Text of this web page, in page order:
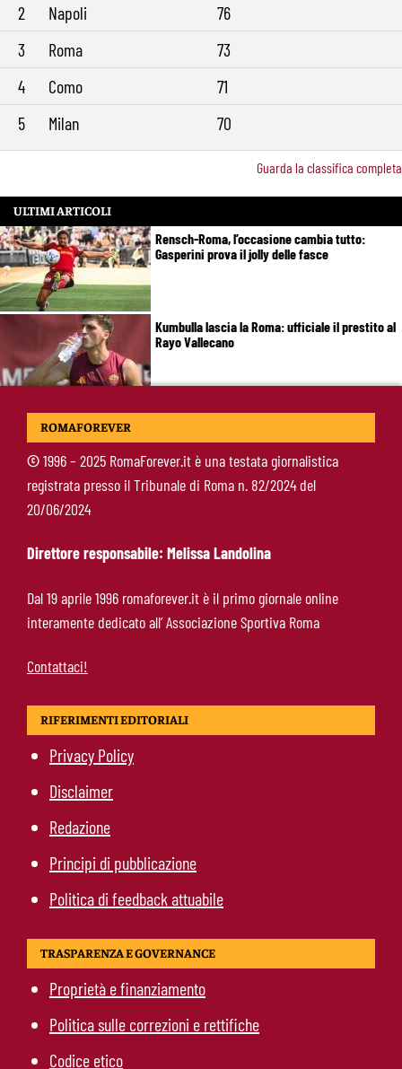
2
Napoli
76
3
Roma
73
4
Como
71
5
Milan 70
Guarda la classifica completa
ULTIMI ARTICOLI
Rensch-Roma, l’occasione cambia tutto:
Gasperini prova il jolly delle fasce
Kumbulla lascia la Roma: ufficiale il prestito al
Rayo Vallecano
Brighton-Roma, ultimo test per Gasperini.
Mercato Roma, Gasperini aspetta ancora il suo
trequartista: Nusa sfuma, ora Fofana e Gittens
ROMAFOREVER
©1996 – 2025 RomaForever.it è una testata giornalistica
registrata presso il Tribunale di Roma n. 82/2024 del
20/06/2024
Direttore responsabile: Melissa Landolina
Dal 19 aprile 1996 romaforever.it è il primo giornale online
interamente dedicato all’ Associazione Sportiva Roma
Contattaci!
RIFERIMENTI EDITORIALI
Privacy Policy
Disclaimer
Redazione
Principi di pubblicazione
Politica di feedback attuabile
TRASPARENZA E GOVERNANCE
Proprietà e finanziamento
Politica sulle correzioni e rettifiche
Codice etico